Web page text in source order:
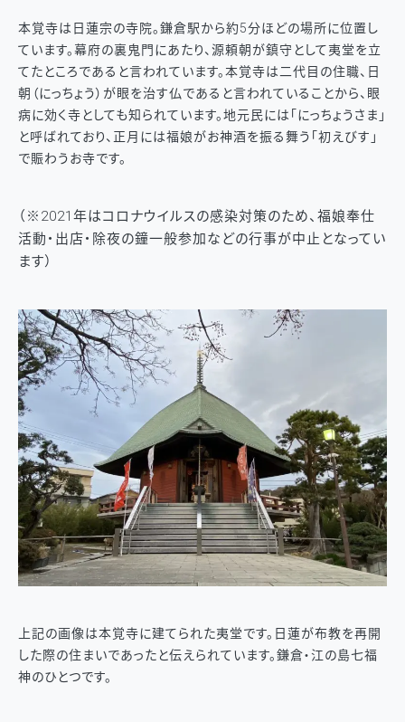
本覚寺は日蓮宗の寺院。鎌倉駅から約5分ほどの場所に位置し
ています。幕府の裏鬼門にあたり、源頼朝が鎮守として夷堂を立
てたところであると言われています。本覚寺は二代目の住職、日
朝（にっちょう）が眼を治す仏であると言われていることから、眼
病に効く寺としても知られています。地元民には「にっちょうさま」
と呼ばれており、正月には福娘がお神酒を振る舞う「初えびす」
で賑わうお寺です。
（※2021年はコロナウイルスの感染対策のため、福娘奉仕
活動・出店・除夜の鐘一般参加などの行事が中止となってい
ます）
上記の画像は本覚寺に建てられた夷堂です。日蓮が布教を再開
した際の住まいであったと伝えられています。鎌倉・江の島七福
神のひとつです。